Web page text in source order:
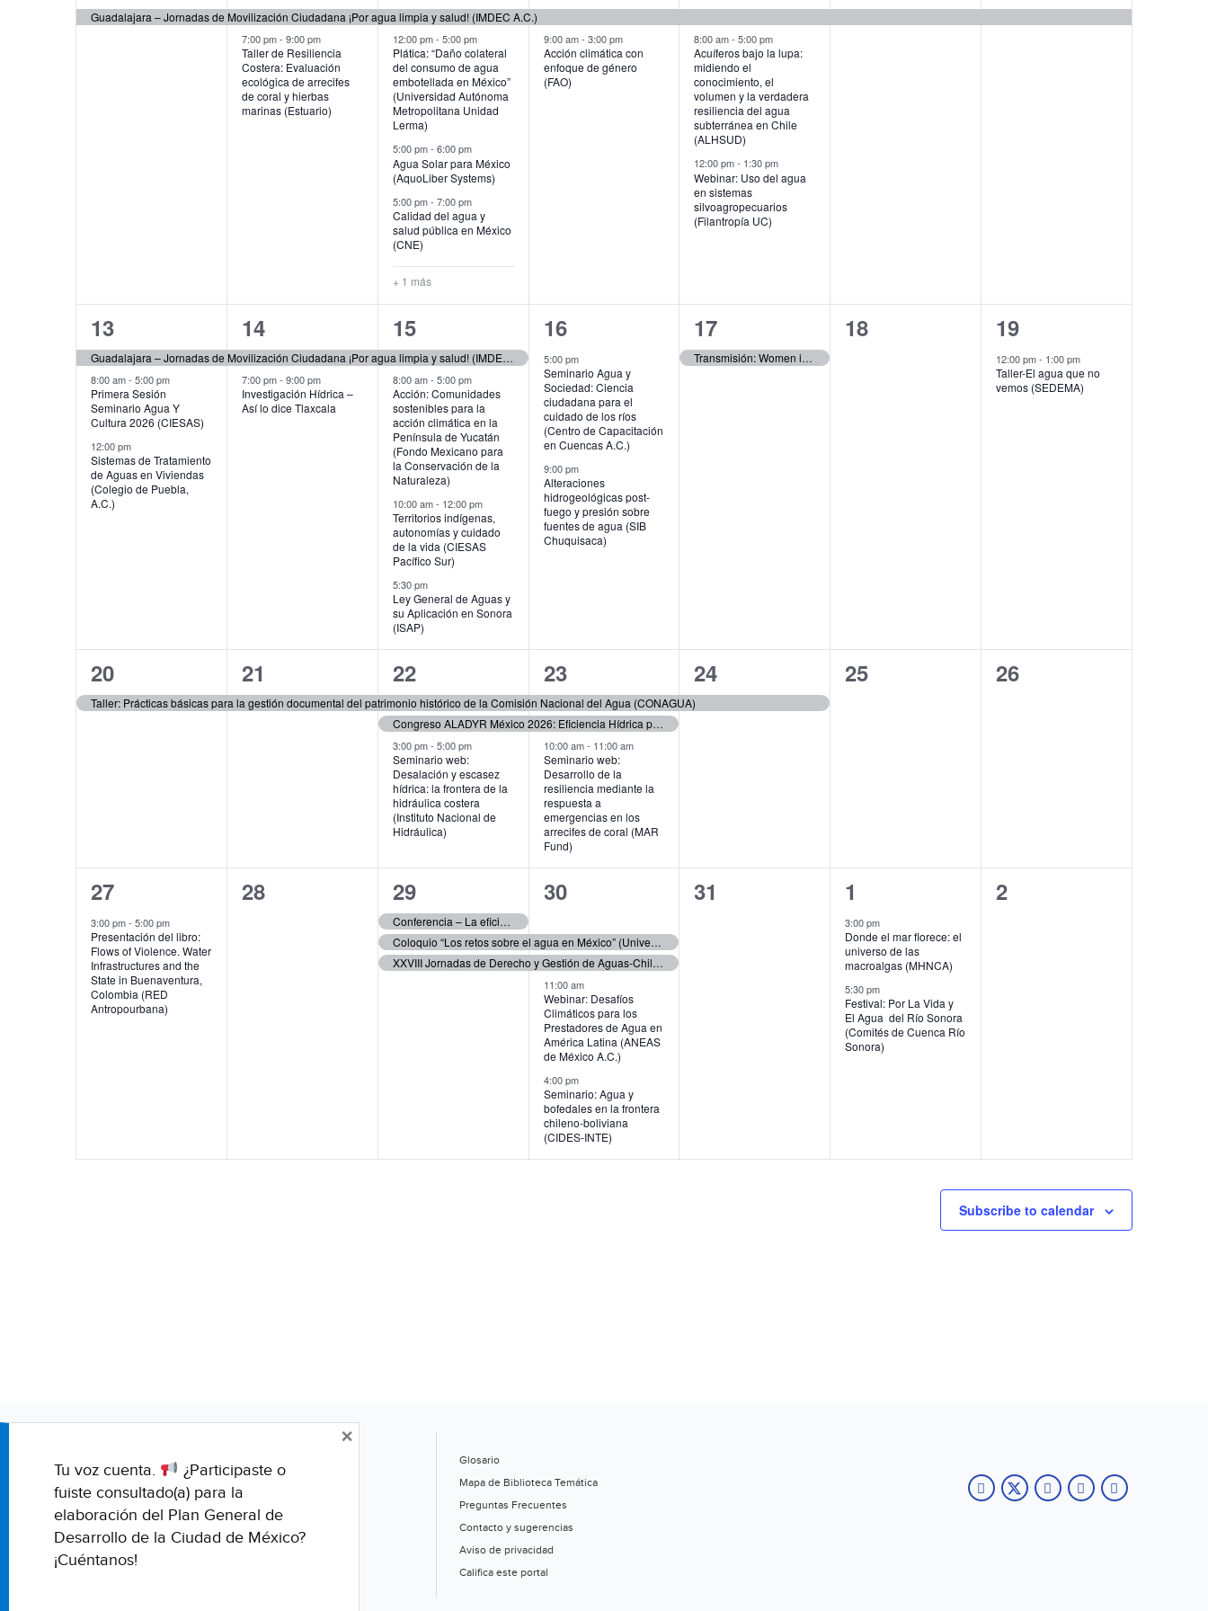
evento,
Guadalajara – Jornadas de Movilización Ciudadana ¡Por agua limpia y salud! (IMDEC A.C.)
eventos,
7:00 pm- 9:00 pm
Taller de Resiliencia
Costera: Evaluación
ecológica de arrecifes
de coral y hierbas
marinas (Estuario)
eventos,
12:00 pm- 5:00 pm
Plática: “Daño colateral
del consumo de agua
embotellada en México”
(Universidad Autónoma
Metropolitana Unidad
Lerma)
5:00 pm- 6:00 pm
Agua Solar para México
(AquoLiber Systems)
5:00 pm- 7:00 pm
Calidad del agua y
salud pública en México
(CNE)
+ 1 más
eventos,
9:00 am- 3:00 pm
Acción climática con
enfoque de género
(FAO)
eventos,
8:00 am-5:00 pm
Acuíferos bajo la lupa:
midiendo el
conocimiento, el
volumen y la verdadera
resiliencia del agua
subterránea en Chile
(ALHSUD)
12:00 pm- 1:30 pm
Webinar: Uso del agua
en sistemas
silvoagropecuarios
(Filantropía UC)
evento,
evento,
3
eventos,
13
Guadalajara – Jornadas de Movilización Ciudadana ¡Por agua limpia y salud! (IMDEC A.C.)
8:00 am- 5:00 pm
Primera Sesión
Seminario Agua Y
Cultura 2026 (CIESAS)
12:00 pm
Sistemas de Tratamiento
de Aguas en Viviendas
(Colegio de Puebla,
A.C.)
2
eventos,
14
7:00 pm- 9:00 pm
Investigación Hídrica –
Así lo dice Tlaxcala
4
eventos,
15
8:00 am- 5:00 pm
Acción: Comunidades
sostenibles para la
acción climática en la
Península de Yucatán
(Fondo Mexicano para
la Conservación de la
Naturaleza)
10:00 am- 12:00 pm
Territorios indígenas,
autonomías y cuidado
de la vida (CIESAS
Pacífico Sur)
5:30 pm
Ley General de Aguas y
su Aplicación en Sonora
(ISAP)
2
eventos,
16
5:00 pm
Seminario Agua y
Sociedad: Ciencia
ciudadana para el
cuidado de los ríos
(Centro de Capacitación
en Cuencas A.C.)
9:00 pm
Alteraciones
hidrogeológicas post-
fuego y presión sobre
fuentes de agua (SIB
Chuquisaca)
1
evento,
17
Transmisión: Women in Water – Episode 5: Solutions to Water Scarcity (Permanent Forum of Binational Waters)
0
18
1
evento,
19
12:00 pm- 1:00 pm
Taller-El agua que no
vemos (SEDEMA)
1
evento,
20
Taller: Prácticas básicas para la gestión documental del patrimonio histórico de la Comisión Nacional del Agua (CONAGUA)
1
evento,
21
3
eventos,
22
Congreso ALADYR México 2026: Eficiencia Hídrica para la Industria y el Progreso (ALADYR)
3:00 pm- 5:00 pm
Seminario web:
Desalación y escasez
hídrica: la frontera de la
hidráulica costera
(Instituto Nacional de
Hidráulica)
3
eventos,
23
10:00 am- 11:00 am
Seminario web:
Desarrollo de la
resiliencia mediante la
respuesta a
emergencias en los
arrecifes de coral (MAR
Fund)
1
evento,
24
0
25
0
26
1
evento,
27
3:00 pm- 5:00 pm
Presentación del libro:
Flows of Violence. Water
Infrastructures and the
State in Buenaventura,
Colombia (RED
Antropourbana)
0
28
3
eventos,
29
Conferencia – La eficiencia energética en los sistemas de agua potable (Secretaría de Energía)
Coloquio “Los retos sobre el agua en México” (Universidad Autónoma Metropolitana Iztapalapa)
XXVIII Jornadas de Derecho y Gestión de Aguas-Chile hídrico: Modernización, resiliencia y gobernanza (Centro de Derecho y Gestión de Aguas UC)
4
30
11:00 am
Webinar: Desafíos
Climáticos para los
Prestadores de Agua en
América Latina (ANEAS
de México A.C.)
4:00 pm
Seminario: Agua y
bofedales en la frontera
chileno-boliviana
(CIDES-INTE)
0
31
2
eventos,
1
3:00 pm
Donde el mar florece: el
universo de las
macroalgas (MHNCA)
5:30 pm
Festival: Por La Vida y
El Agua del Río Sonora
(Comités de Cuenca Río
Sonora)
0
2
Subscribe to calendar
Glosario
Mapa de Biblioteca Temática
Preguntas Frecuentes
Contacto y sugerencias
Aviso de privacidad
Califica este portal
Tu voz cuenta.
¿Participaste o
fuiste consultado(a) para la
elaboración del Plan General de
Desarrollo de la Ciudad de México?
¡Cuéntanos!
×